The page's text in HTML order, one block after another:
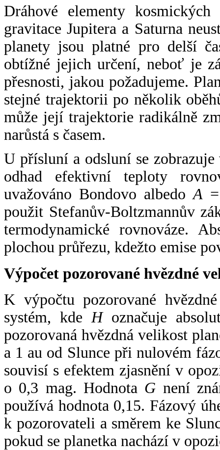
Dráhové elementy
gravitace Jupitera a Saturna
planety jsou platné pro delší
obtížné jejich určení, neboť je
přesnosti, jakou požadujeme.
stejné trajektorii po několik
může její trajektorie radikálně
narůstá s časem.
U přísluní a odsluní se
odhad efektivní teploty
uvažováno Bondovo albedoA
použit Stefanův-Boltzmannův
termodynamické rovnováze.
plochou průřezu, kdežto emise
Výpočet pozorované hvězdné
K výpočtu pozorované
systém, kde Hoznačuje
pozorovaná hvězdná velikost
a 1 au od Slunce při nulovém
souvisí s efektem zjasnění v
o 0,3 mag. Hodnota G není
používá hodnota 0,15. Fázový
k pozorovateli a směrem ke
pokud se planetka nachází v